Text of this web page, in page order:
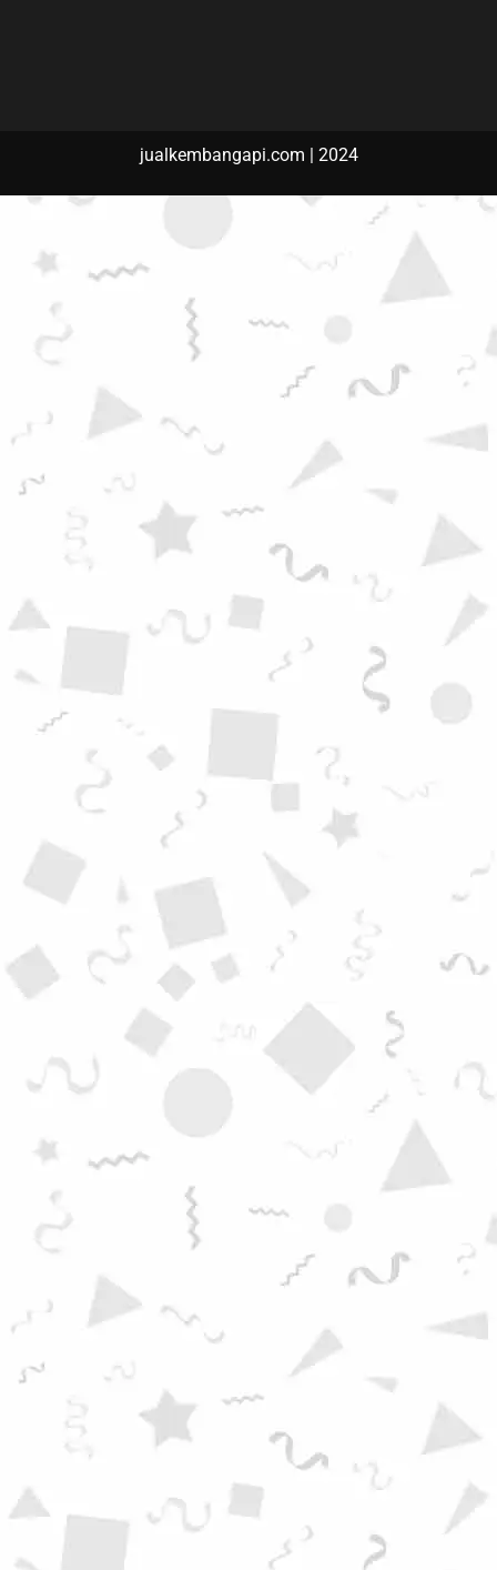
jualkembangapi.com | 2024